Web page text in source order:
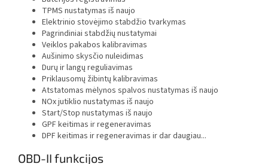
TPMS nustatymas iš naujo
Elektrinio stovėjimo stabdžio tvarkymas
Pagrindiniai stabdžių nustatymai
Veiklos pakabos kalibravimas
Aušinimo skysčio nuleidimas
Durų ir langų reguliavimas
Priklausomų žibintų kalibravimas
Atstatomas mėlynos spalvos nustatymas iš naujo
NOx jutiklio nustatymas iš naujo
Start/Stop nustatymas iš naujo
GPF keitimas ir regeneravimas
DPF keitimas ir regeneravimas ir dar daugiau...
OBD-II funkcijos